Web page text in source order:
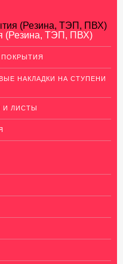
(Резина, ТЭП, ПВХ)
(Резина, ТЭП, ПВХ)
НАКЛАДКИ НА СТУПЕНИ
И ЛИСТЫ